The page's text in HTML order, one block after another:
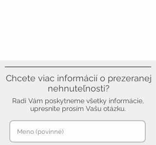
Chcete viac informácií o prezeranej
nehnuteľnosti?
Radi Vám poskytneme všetky informácie,
upresnite prosím Vašu otázku.